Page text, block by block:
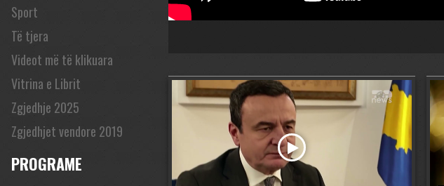
Sport
Të tjera
Videot më të klikuara
Vitrina e Librit
Zgjedhje 2025
Zgjedhjet vendore 2019
PROGRAME